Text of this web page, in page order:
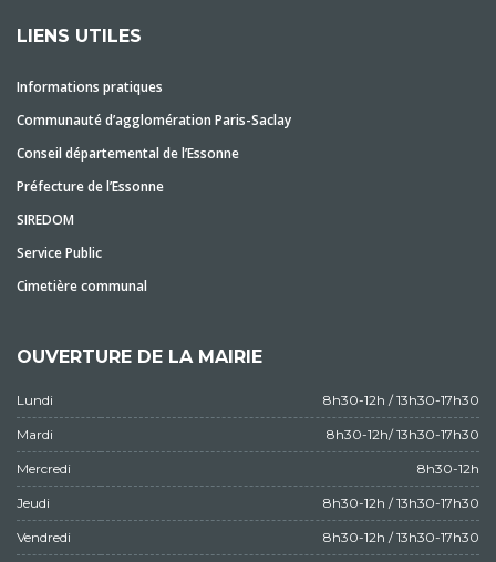
LIENS UTILES
Informations pratiques
Communauté d’agglomération Paris-Saclay
Conseil départemental de l’Essonne
Préfecture de l’Essonne
SIREDOM
Service Public
Cimetière communal
OUVERTURE DE LA MAIRIE
Lundi 8h30-12h / 13h30-17h30
Mardi 8h30-12h/ 13h30-17h30
Mercredi 8h30-12h
Jeudi 8h30-12h / 13h30-17h30
Vendredi 8h30-12h / 13h30-17h30